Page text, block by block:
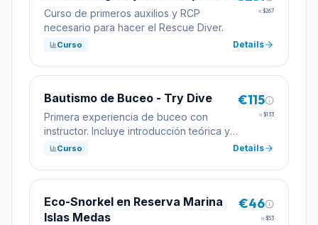
Curso de primeros auxilios y RCP
necesario para hacer el Rescue Diver.
≈ $267
Curso Details
Bautismo de Buceo - Try Dive
Primera experiencia de buceo con
instructor. Incluye introducción teórica y
una inmersión.
€115
≈ $133
Curso Details
Eco-Snorkel en Reserva Marina
Islas Medas
€46
≈ $53